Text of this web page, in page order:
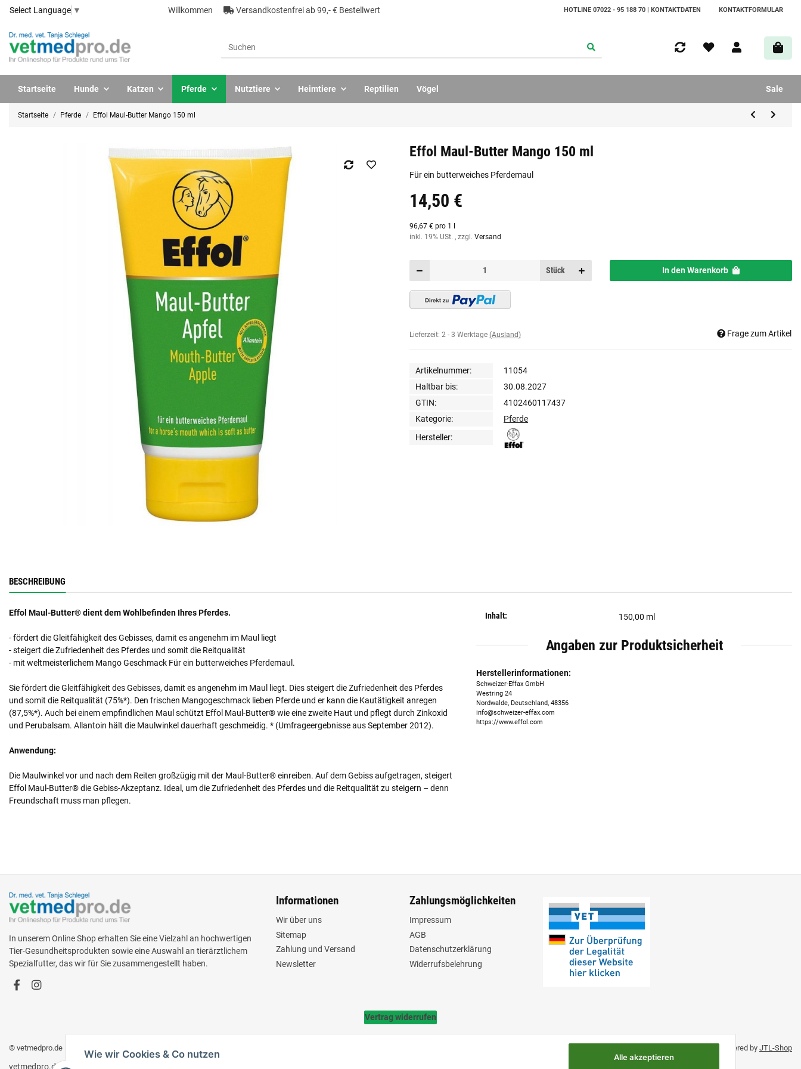
Select Language ▼ Willkommen Versandkostenfrei ab 99,- € Bestellwert HOTLINE 07022 - 95 188 70 | KONTAKTDATEN KONTAKTFORMULAR
Hunde Katzen Pferde Nutztiere Heimtiere Reptilien Vögel
Startseite Sale
Startseite Pferde Effol Maul-Butter Mango 150 ml
Effol Maul-Butter Mango 150 ml
Für ein butterweiches Pferdemaul
14,50 €
96,67 € pro 1 l
inkl. 19% USt. , zzgl. Versand
Stück In den Warenkorb
Lieferzeit: 2 - 3 Werktage (Ausland) Frage zum Artikel
Artikelnummer:
11054
Haltbar bis:
30.08.2027
GTIN:
4102460117437
Kategorie:
Pferde
Hersteller:
BESCHREIBUNG
Effol Maul-Butter® dient dem Wohlbefinden Ihres Pferdes.
- fördert die Gleitfähigkeit des Gebisses, damit es angenehm im Maul liegt
- steigert die Zufriedenheit des Pferdes und somit die Reitqualität
- mit weltmeisterlichem Mango Geschmack Für ein butterweiches Pferdemaul.
Sie fördert die Gleitfähigkeit des Gebisses, damit es angenehm im Maul liegt. Dies steigert die Zufriedenheit des Pferdes
und somit die Reitqualität (75%*). Den frischen Mangogeschmack lieben Pferde und er kann die Kautätigkeit anregen
(87,5%*). Auch bei einem empfindlichen Maul schützt Effol Maul-Butter® wie eine zweite Haut und pflegt durch Zinkoxid
und Perubalsam. Allantoin hält die Maulwinkel dauerhaft geschmeidig. * (Umfrageergebnisse aus September 2012).
Anwendung:
Die Maulwinkel vor und nach dem Reiten großzügig mit der Maul-Butter® einreiben. Auf dem Gebiss aufgetragen, steigert
Effol Maul-Butter® die Gebiss-Akzeptanz. Ideal, um die Zufriedenheit des Pferdes und die Reitqualität zu steigern – denn
Freundschaft muss man pflegen.
Inhalt: 150,00 ml
Angaben zur Produktsicherheit
Herstellerinformationen:
Schweizer-Effax GmbH
Westring 24
Nordwalde, Deutschland, 48356
info@schweizer-effax.com
https://www.effol.com
In unserem Online Shop erhalten Sie eine Vielzahl an hochwertigen
Tier-Gesundheitsprodukten sowie eine Auswahl an tierärztlichem
Spezialfutter, das wir für Sie zusammengestellt haben.
Informationen
Wir über uns
Sitemap
Zahlung und Versand
Newsletter
Zahlungsmöglichkeiten
Impressum
AGB
Datenschutzerklärung
Widerrufsbelehrung
Vertrag widerrufen
© vetmedpro.de • Powered by JTL-Shop
vetmedpro.de
Wie wir Cookies & Co nutzen Alle akzeptieren